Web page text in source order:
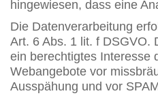
hingewiesen, dass eine
Die Datenverarbeitung
Art. 6 Abs. 1 lit. f DSGVO.
ein berechtigtes Interesse
Webangebote vor
Ausspähung und vor